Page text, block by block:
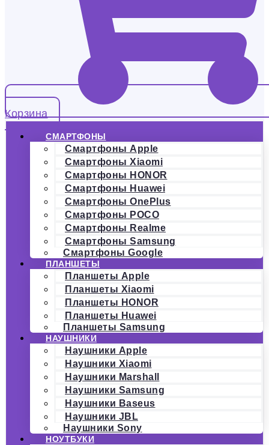
Корзина
СМАРТФОНЫ
Смартфоны Apple
Смартфоны Xiaomi
Смартфоны HONOR
Смартфоны Huawei
Смартфоны OnePlus
Смартфоны POCO
Смартфоны Realme
Смартфоны Samsung
Смартфоны Google
ПЛАНШЕТЫ
Планшеты Apple
Планшеты Xiaomi
Планшеты HONOR
Планшеты Huawei
Планшеты Samsung
НАУШНИКИ
Наушники Apple
Наушники Xiaomi
Наушники Marshall
Наушники Samsung
Наушники Baseus
Наушники JBL
Наушники Sony
НОУТБУКИ